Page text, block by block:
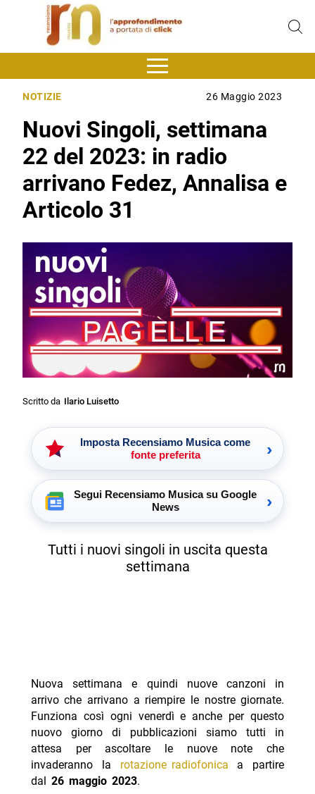
NOTIZIE 26 Maggio 2023
Nuovi Singoli, settimana
22 del 2023: in radio
arrivano Fedez, Annalisa e
Articolo 31
Scritto da Ilario Luisetto
Imposta Recensiamo Musica come
fonte preferita
›
Segui Recensiamo Musica su Google
News
›
Tutti i nuovi singoli in uscita questa
settimana
Nuova settimana e quindi nuove canzoni in
arrivo che arrivano a riempire le nostre giornate.
Funziona così ogni venerdì e anche per questo
nuovo giorno di pubblicazioni siamo tutti in
attesa per ascoltare le nuove note che
invaderanno la rotazione radiofonica a partire
dal 26 maggio 2023.